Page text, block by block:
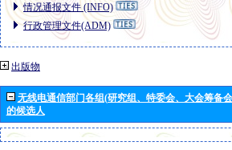
情况通报文件 (INFO)
行政管理文件(ADM)
出版物
无线电通信部门各组(研究组、特委会、大会筹备
的候选人